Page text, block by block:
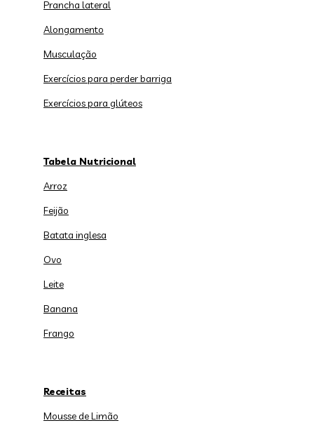
Prancha lateral
Alongamento
Musculação
Exercícios para perder barriga
Exercícios para glúteos
Tabela Nutricional
Arroz
Feijão
Batata inglesa
Ovo
Leite
Banana
Frango
Receitas
Mousse de Limão